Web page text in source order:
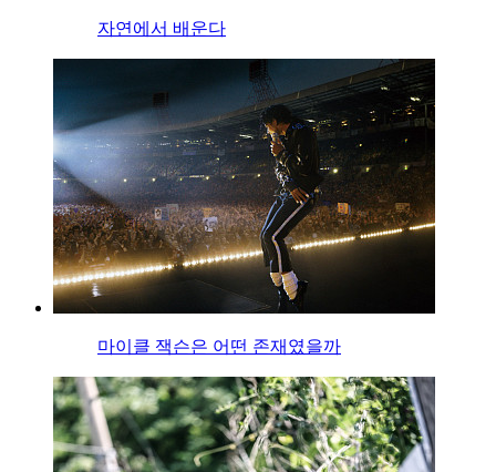
자연에서 배운다
마이클 잭슨은 어떤 존재였을까